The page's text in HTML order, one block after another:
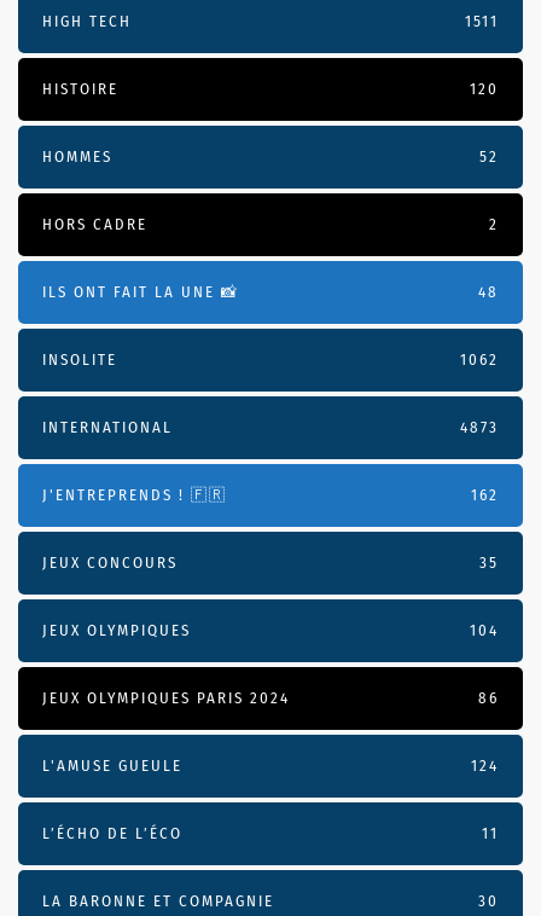
HIGH TECH 1511
HISTOIRE 120
HOMMES 52
HORS CADRE 2
ILS ONT FAIT LA UNE 📸 48
INSOLITE 1062
INTERNATIONAL 4873
J'ENTREPRENDS ! 🇫🇷 162
JEUX CONCOURS 35
JEUX OLYMPIQUES 104
JEUX OLYMPIQUES PARIS 2024 86
L'AMUSE GUEULE 124
L’ÉCHO DE L’ÉCO 11
LA BARONNE ET COMPAGNIE 30